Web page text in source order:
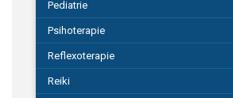
Pediatrie
Psihoterapie
Reflexoterapie
Reiki